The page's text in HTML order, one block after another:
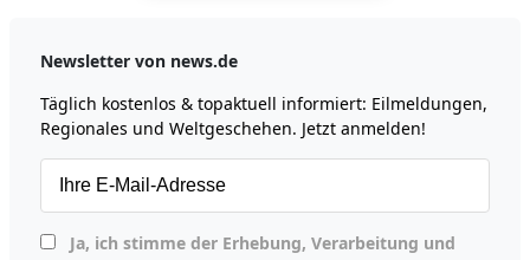
Newsletter von news.de
Täglich kostenlos & topaktuell informiert: Eilmeldungen,
Regionales und Weltgeschehen. Jetzt anmelden!